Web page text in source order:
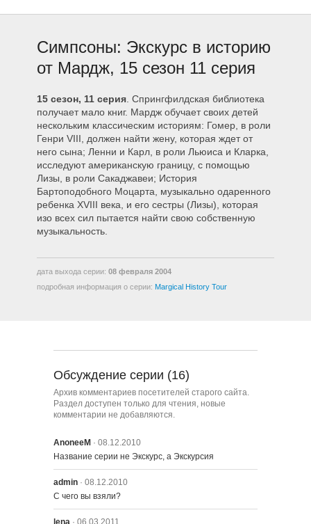
1507 – Да, это Пятнадцатый сезон
1508 – Мардж против одиноких,
стариков, бездетных пар
1509 – Я ррр-бот
1510 – Роман сумасшедшей
домохозяйки
1512 – Милхаус не живет Здесь
1514 – Зифф, который Приехал в
Обед
1516 – Блуждающий
Несовершеннолетний
правонарушитель
Симпсоны: Экскурс в историю
от Мардж, 15 сезон 11 серия
15 сезон, 11 серия . Спрингфилдская библиотека
получает мало книг. Мардж обучает своих детей
нескольким классическим историям: Гомер, в роли
Генри VIII, должен найти жену, которая ждет от
него сына; Ленни и Карл, в роли Льюиса и Кларка,
исследуют американскую границу, с помощью
Лизы, в роли Сакаджавеи; История
Бартоподобного Моцарта, музыкально одаренного
ребенка XVIII века, и его сестры (Лизы), которая
изо всех сил пытается найти свою собственную
музыкальность.
дата выхода серии: 08 февраля 2004
подробная информация о серии: Margical History Tour
Обсуждение серии (16)
Архив комментариев посетителей старого сайта.
Раздел доступен только для чтения, новые
комментарии не добавляются.
AnoneeM · 08.12.2010
Название серии не Экскурс, а Экскурсия
admin · 08.12.2010
С чего вы взяли?
lena · 06.03.2011